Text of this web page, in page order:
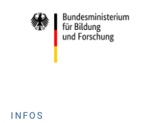
INFOS